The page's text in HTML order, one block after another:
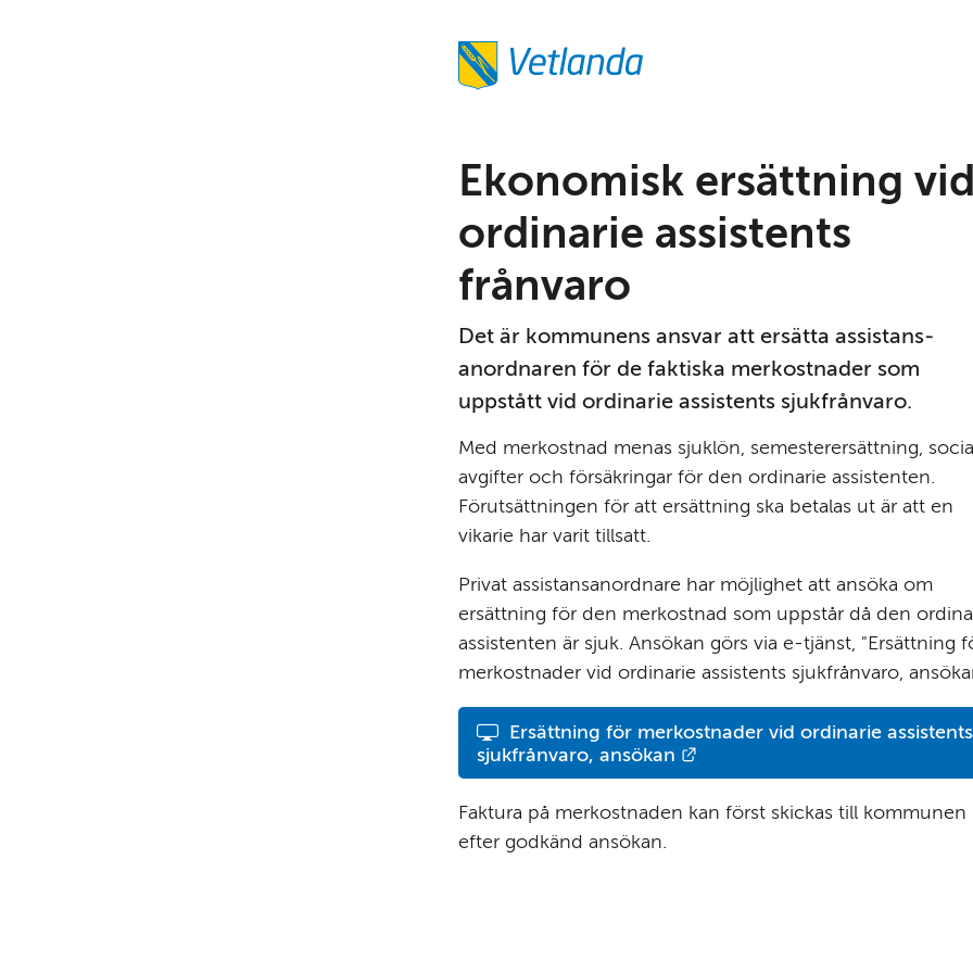
Ekonomisk ersättning
ordinarie assistents
frånvaro
Det är kommunens ansvar att ersätta assistans­
anordnaren för de faktiska merkostnader som
uppstått vid ordinarie assistents sjuk­frånvaro.
Med merkostnad menas sjuklön, semesterersättning,
avgifter och försäkringar för den ordinarie assistenten.
Förutsättningen för att ersättning ska betalas ut är att en
vikarie har varit tillsatt.
Privat assistansanordnare har möjlighet att ansöka om
ersättning för den merkostnad som uppstår då den
assistenten är sjuk. Ansökan görs via e-tjänst, "Ersättning
merkostnader vid ordinarie assistents sjukfrånvaro,
Ersättning för merkostnader vid ordinarie assistents
sjukfrånvaro, ansökan
Faktura på merkostnaden kan först skickas till kommunen
efter godkänd ansökan.